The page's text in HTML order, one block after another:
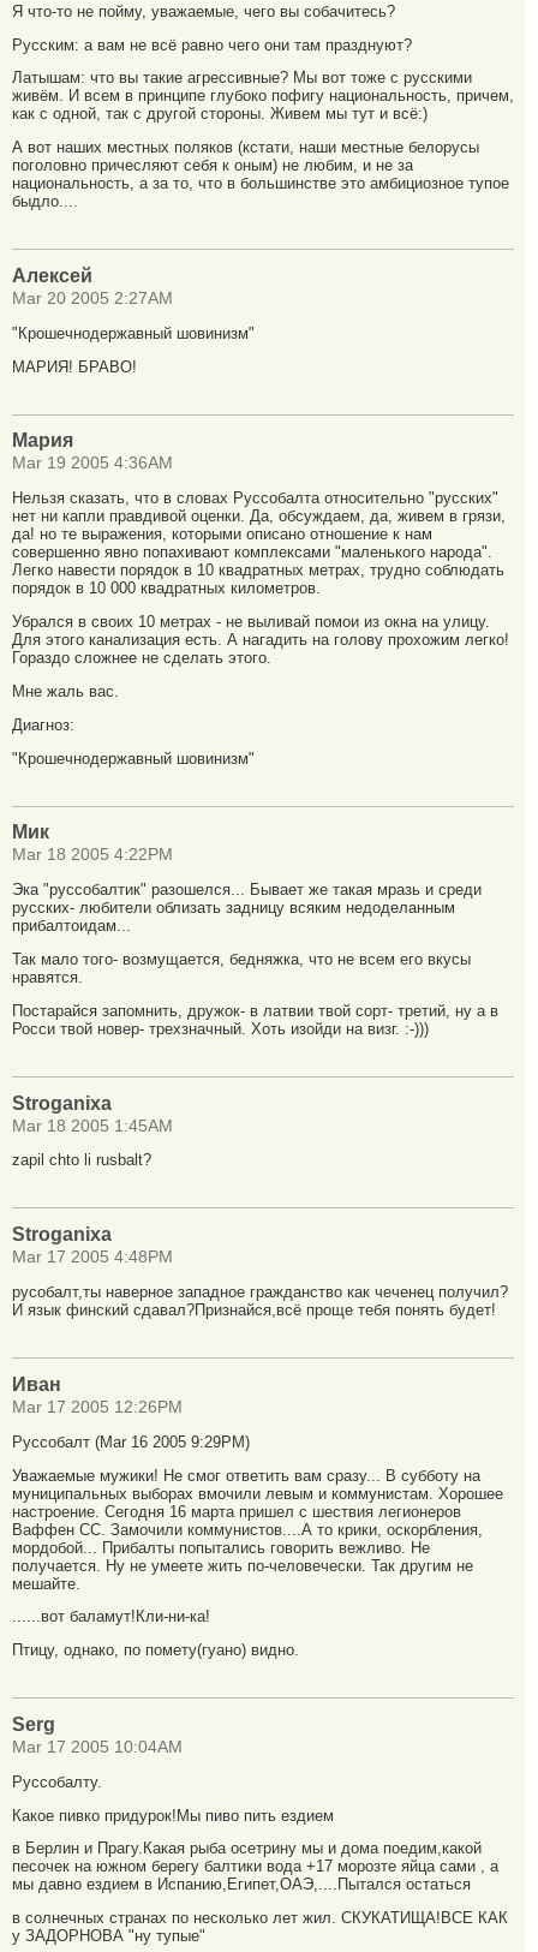
Я что-то не пойму, уважаемые, чего вы собачитесь?
Русским: а вам не всё равно чего они там празднуют?
Латышам: что вы такие агрессивные? Мы вот тоже с русскими
живём. И всем в принципе глубоко пофигу национальность, причем,
как с одной, так с другой стороны. Живем мы тут и всё:)
А вот наших местных поляков (кстати, наши местные белорусы
поголовно причесляют себя к оным) не любим, и не за
национальность, а за то, что в большинстве это амбициозное тупое
быдло....
Алексей
Mar 20 2005 2:27AM
"Крошечнодержавный шовинизм"
МАРИЯ! БРАВО!
Мария
Mar 19 2005 4:36AM
Нельзя сказать, что в словах Руссобалта относительно "русских"
нет ни капли правдивой оценки. Да, обсуждаем, да, живем в грязи,
да! но те выражения, которыми описано отношение к нам
совершенно явно попахивают комплексами "маленького народа".
Легко навести порядок в 10 квадратных метрах, трудно соблюдать
порядок в 10 000 квадратных километров.
Убрался в своих 10 метрах - не выливай помои из окна на улицу.
Для этого канализация есть. А нагадить на голову прохожим легко!
Гораздо сложнее не сделать этого.
Мне жаль вас.
Диагноз:
"Крошечнодержавный шовинизм"
Мик
Mar 18 2005 4:22PM
Эка "руссобалтик" разошелся... Бывает же такая мразь и среди
русских- любители облизать задницу всяким недоделанным
прибалтоидам...
Так мало того- возмущается, бедняжка, что не всем его вкусы
нравятся.
Постарайся запомнить, дружок- в латвии твой сорт- третий, ну а в
Росси твой новер- трехзначный. Хоть изойди на визг. :-)))
Stroganixa
Mar 18 2005 1:45AM
zapil chto li rusbalt?
Stroganixa
Mar 17 2005 4:48PM
русобалт,ты наверное западное гражданство как чеченец получил?
И язык финский сдавал?Признайся,всё проще тебя понять будет!
Иван
Mar 17 2005 12:26PM
Руссобалт (Mar 16 2005 9:29PM)
Уважаемые мужики! Не смог ответить вам сразу... В субботу на
муниципальных выборах вмочили левым и коммунистам. Хорошее
настроение. Сегодня 16 марта пришел с шествия легионеров
Ваффен СС. Замочили коммунистов....А то крики, оскорбления,
мордобой... Прибалты попытались говорить вежливо. Не
получается. Ну не умеете жить по-человечески. Так другим не
мешайте.
......вот баламут!Кли-ни-ка!
Птицу, однако, по помету(гуано) видно.
Serg
Mar 17 2005 10:04AM
Руссобалту.
Какое пивко придурок!Мы пиво пить ездием
в Берлин и Прагу.Какая рыба осетрину мы и дома поедим,какой
песочек на южном берегу балтики вода +17 морозте яйца сами , а
мы давно ездием в Испанию,Египет,ОАЭ,....Пытался остаться
в солнечных странах по несколько лет жил. СКУКАТИЩА!ВСЕ КАК
у ЗАДОРНОВА "ну тупые"